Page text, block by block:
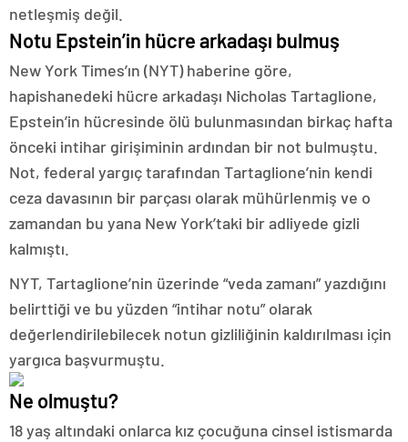
netleşmiş değil.
Notu Epstein’in hücre arkadaşı bulmuş
New York Times’ın (NYT) haberine göre,
hapishanedeki hücre arkadaşı Nicholas Tartaglione,
Epstein’in hücresinde ölü bulunmasından birkaç hafta
önceki intihar girişiminin ardından bir not bulmuştu.
Not, federal yargıç tarafından Tartaglione’nin kendi
ceza davasının bir parçası olarak mühürlenmiş ve o
zamandan bu yana New York’taki bir adliyede gizli
kalmıştı.
NYT, Tartaglione’nin üzerinde “veda zamanı” yazdığını
belirttiği ve bu yüzden “intihar notu” olarak
değerlendirilebilecek notun gizliliğinin kaldırılması için
yargıca başvurmuştu.
Ne olmuştu?
18 yaş altındaki onlarca kız çocuğuna cinsel istismarda